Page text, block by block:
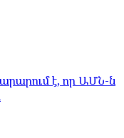
է, որ ԱՄՆ-ն